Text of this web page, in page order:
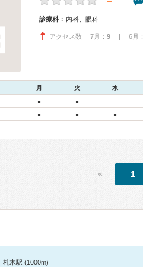
診療科： 内科、眼科
アクセス数 7月： 9 | 6月：
月 火 水
● ●
●
● ●
« 1
札木駅 (1000m)